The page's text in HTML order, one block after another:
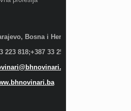
Bosna i Hercegovina;
818;+387 33 255 600